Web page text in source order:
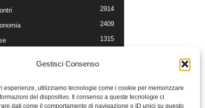
Gestisci Consenso
esperienze, utilizziamo tecnologie come i cookie per memorizzare
del dispositivo. Il consenso a queste tecnologie ci
dati come il comportamento di navigazione o ID unici su questo
2914
2409
1315
On-Line